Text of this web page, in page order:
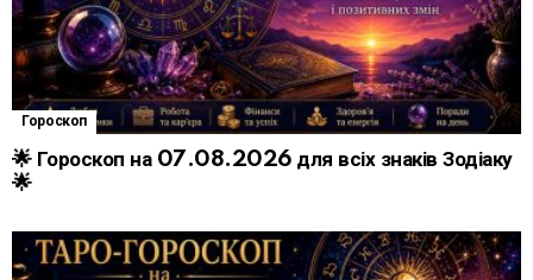
Гороскоп
🌟 Гороскоп на 07.08.2026 для всіх знаків Зодіаку
🌟